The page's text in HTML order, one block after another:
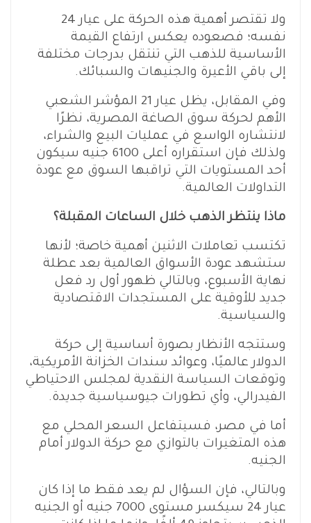
ولا تقتصر أهمية هذه الحركة على عيار 24
نفسه؛ فصعوده يعكس ارتفاع القيمة
الأساسية للذهب التي تنتقل بدرجات مختلفة
إلى باقي الأعيرة والجنيهات والسبائك.
وفي المقابل، يظل عيار 21 المؤشر الشعبي
الأهم لحركة سوق الصاغة المصرية، نظرًا
لانتشاره الواسع في عمليات البيع والشراء،
ولذلك فإن استقراره أعلى 6100 جنيه سيكون
أحد المستويات التي تراقبها السوق مع عودة
التداولات العالمية.
ماذا ينتظر الذهب خلال الساعات المقبلة؟
تكتسب تعاملات الاثنين أهمية خاصة؛ لأنها
ستشهد عودة الأسواق العالمية بعد عطلة
نهاية الأسبوع، وبالتالي ظهور أول رد فعل
جديد للأوقية على المستجدات الاقتصادية
والسياسية.
وستتجه الأنظار بصورة أساسية إلى حركة
الدولار عالميًا، وعوائد سندات الخزانة الأمريكية،
وتوقعات السياسة النقدية لمجلس الاحتياطي
الفيدرالي، وأي تطورات جيوسياسية جديدة.
أما في مصر، فسيتفاعل السعر المحلي مع
هذه المتغيرات بالتوازي مع حركة الدولار أمام
الجنيه.
وبالتالي، فإن السؤال لم يعد فقط ما إذا كان
عيار 24 سيكسر مستوى 7000 جنيه أو الجنيه